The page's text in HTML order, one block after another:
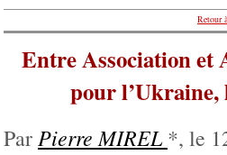
Retour
Entre Association et
pour l’Ukraine,
Par Pierre MIREL*, le